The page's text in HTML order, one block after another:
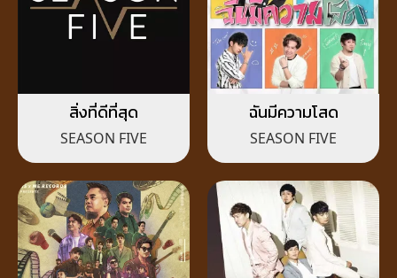
สิ่งที่ดีที่สุด
SEASON FIVE
ฉันมีความโสด
SEASON FIVE